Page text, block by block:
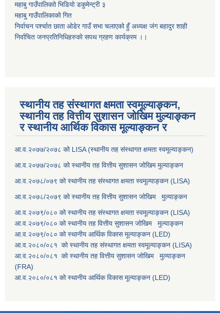
महाबु गाउँपालिकाो भिडियो डकुमेन्ट्री ३
महाबु गाउँपालिकाको गित
निर्वाचन पर्श्चात छाता ओडेर गाउँ सभा चलाएको हुँ अध्यक्ष जंग बहादुर शाही
निर्वाचित जनप्रतिनिधिहरुको सपथ ग्रहण कार्यक्रम ।।
स्थानीय तह संस्थागत क्षमता स्वमूल्याङ्कन,
स्थानीय तह वित्तीय सुशासन जोखिम मुल्याङ्कन
र स्थानीय आर्थिक विकास मूल्याङ्कन र
आ.व.२०७७/२०७८ को LISA (स्थानीय तह संस्थागत क्षमता स्वमूल्याङ्कन)
आ.व.२०७७/२०७८ को स्थानीय तह वित्तीय सुशासन जोखिम मुल्याङ्कन
आ.व.२०७८/०७९ को स्थानीय तह संस्थागत क्षमता स्वमूल्याङ्कन (LISA)
आ.व.२०७८/२०७९ को स्थानीय तह वित्तीय सुशासन जोखिम मुल्याङ्कन
आ.व.२०७९/०८० को स्थानीय तह संस्थागत क्षमता स्वमूल्याङ्कन (LISA)
आ.व.२०७९/०८० को स्थानीय तह वित्तीय सुशासन जोखिम मुल्याङ्कन
आ.व.२०७९/०८० को स्थानीय आर्थिक विकास मूल्याङ्कन (LED)
आ.व.२०८०/०८१ को स्थानीय तह संस्थागत क्षमता स्वमूल्याङ्कन (LISA)
आ.व.२०८०/०८१ को स्थानीय तह वित्तीय सुशासन जोखिम मुल्याङ्कन
(FRA)
आ.व.२०८०/०८१ को स्थानीय आर्थिक विकास मूल्याङ्कन (LED)